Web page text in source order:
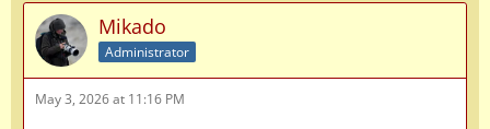
Mikado
Administrator
May 3, 2026 at 11:16 PM